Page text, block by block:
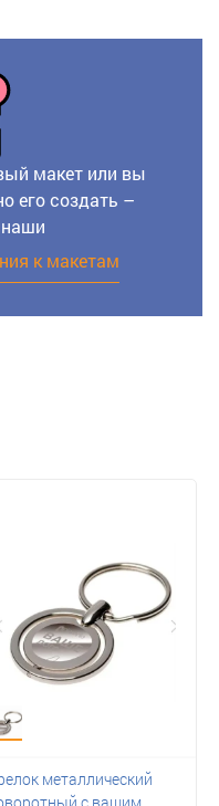
макет или вы
его создать –
к макетам
металлический
с вашим